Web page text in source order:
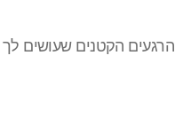
הרגעים הקטנים שעושים